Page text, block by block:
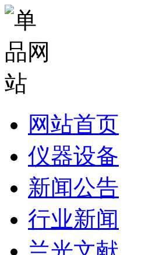
网站首页
仪器设备
新闻公告
行业新闻